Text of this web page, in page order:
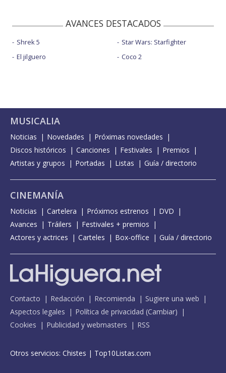
AVANCES DESTACADOS
Shrek 5
El jilguero
Star Wars: Starfighter
Coco 2
MUSICALIA
Noticias Novedades
Próximas novedades
Discos históricos
Canciones Festivales
Premios
Artistas y grupos
Portadas Listas Guía / directorio
CINEMANÍA
Noticias Cartelera Próximos estrenos
DVD
Avances
Tráilers
Festivales + premios
Actores y actrices
Carteles Box-office Guía / directorio
Contacto Redacción Recomienda
Sugiere una web
Aspectos legales
Política de privacidad (Cambiar)
Cookies
Publicidad y webmasters RSS
Otros servicios: Chistes | Top10Listas.com